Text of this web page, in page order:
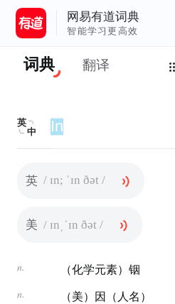
网易有道词典
智能学习更高效
词典 翻译
英
中
英 / ɪn; ˈɪn ðət /
美 / ɪnˌˈɪn ðət /
n. （化学元素）铟
n. （美）因（人名）